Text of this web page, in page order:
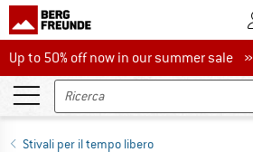
Up to 50% off now in our summer sale
Up to 50% off now in our summer sale »
Stivali per il tempo libero